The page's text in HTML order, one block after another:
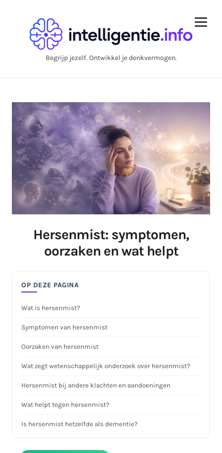
Begrijp jezelf. Ontwikkel je denkvermogen.
Hersenmist: symptomen,
oorzaken en wat helpt
OP DEZE PAGINA
Wat is hersenmist?
Symptomen van hersenmist
Oorzaken van hersenmist
Wat zegt wetenschappelijk onderzoek over hersenmist?
Hersenmist bij andere klachten en aandoeningen
Wat helpt tegen hersenmist?
Is hersenmist hetzelfde als dementie?